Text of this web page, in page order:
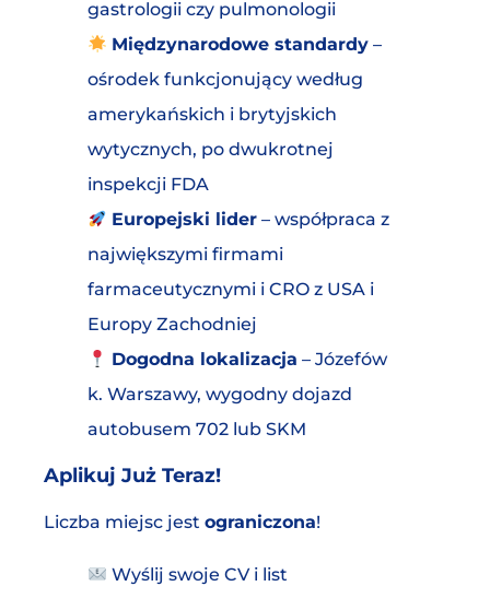
gastrologii czy pulmonologii
Międzynarodowe standardy –
ośrodek funkcjonujący według
amerykańskich i brytyjskich
wytycznych, po dwukrotnej
inspekcji FDA
Europejski lider – współpraca z
największymi firmami
farmaceutycznymi i CRO z USA i
Europy Zachodniej
Dogodna lokalizacja – Józefów
k. Warszawy, wygodny dojazd
autobusem 702 lub SKM
Aplikuj Już Teraz!
Liczba miejsc jest ograniczona!
Wyślij swoje CV i list